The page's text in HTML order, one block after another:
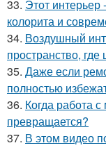
33. Этот интерьер
колорита и
34. Воздушный
пространство, где
35. Даже если
полностью
36. Когда работа
превращается?
37. В этом видео